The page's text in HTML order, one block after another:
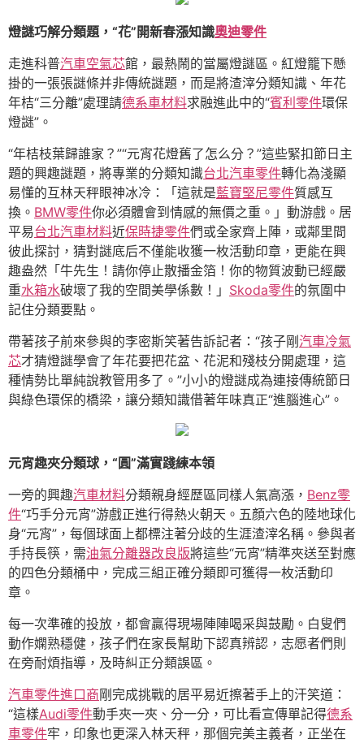
燈謎巧解分類題，“花”開新春漲知識奧迪零件
走進科普汽車空氣芯館，最熱鬧的當屬燈謎區。紅燈籠下懸
掛的一張張謎條并非傳統謎題，而是將渣滓分類知識、年花
年桔“三分離”處理請德系車材料求融進此中的“賓利零件環保
燈謎”。
“年桔枝葉歸誰家？”“元宵花燈舊了怎么分？”這些緊扣節日主
題的興趣謎題，將專業的分類知識台北汽車零件轉化為淺顯
易懂的互林天秤眼神冰冷：「這就是藍寶堅尼零件質感互
換。 BMW零件你必須體會到情感的無價之重。」動游戲。居
平易台北汽車材料近保時捷零件們或全家齊上陣，或鄰里間
彼此探討，猜對謎底后不僅能收獲一枚活動印章，更能在興
趣盎然「牛先生！請你停止散播金箔！你的物質波動已經嚴
重水箱水破壞了我的空間美學係數！」 Skoda零件的氛圍中
記住分類要點。
帶著孩子前來參與的李密斯笑著告訴記者：“孩子剛汽車冷氣
芯才猜燈謎學會了年花要把花盆、花泥和殘枝分開處理，這
種情勢比單純說教管用多了。”小小的燈謎成為連接傳統節日
與綠色環保的橋梁，讓分類知識借著年味真正“進腦進心”。
元宵趣夾分類球，“圓”滿實踐練本領
一旁的興趣汽車材料分類親身經歷區同樣人氣高漲， Benz零
件“巧手分元宵”游戲正進行得熱火朝天。五顏六色的陸地球化
身“元宵”，每個球面上都標注著分歧的生涯渣滓名稱。參與者
手持長筷，需油氣分離器改良版將這些“元宵”精準夾送至對應
的四色分類桶中，完成三組正確分類即可獲得一枚活動印
章。
每一次準確的投放，都會贏得現場陣陣喝采與鼓勵。白叟們
動作嫻熟穩健，孩子們在家長幫助下認真辨認，志愿者們則
在旁耐煩指導，及時糾正分類誤區。
汽車零件進口商剛完成挑戰的居平易近擦著手上的汗笑道：
“這樣Audi零件動手夾一夾、分一分，可比看宣傳單記得德系
車零件牢，印象也更深入林天秤，那個完美主義者，正坐在